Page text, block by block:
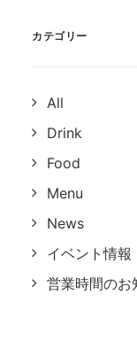
カテゴリー
All
Drink
Food
Menu
News
イベント情報
営業時間のお